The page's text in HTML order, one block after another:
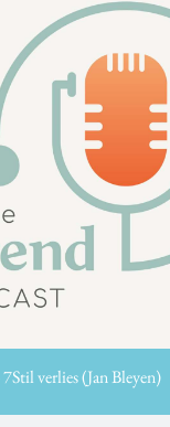
verlies (Jan Bleyen)